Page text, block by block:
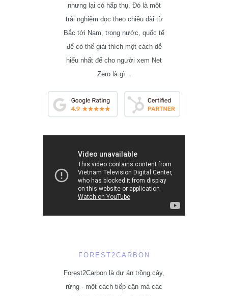
nhưng lại có hấp thụ. Đó là một
trải nghiệm dọc theo chiều dài từ
Bắc tới Nam, trong nước, quốc tế
để có thể giải thích một cách dễ
hiểu nhất để cho người xem Net
Zero là gì...
FOREST2CARBON
Forest2Carbon là dự án trồng cây,
rừng - một cách tiếp cận mà các